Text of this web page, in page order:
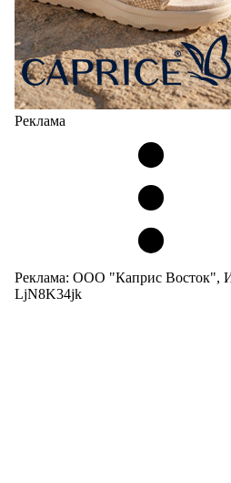
Реклама
Реклама: ООО "Каприс Восток",
LjN8K34jk